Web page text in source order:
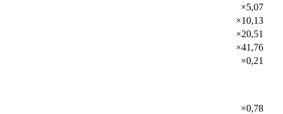
×5,07
×10,13
×20,51
×41,76
×0,21
×0,78